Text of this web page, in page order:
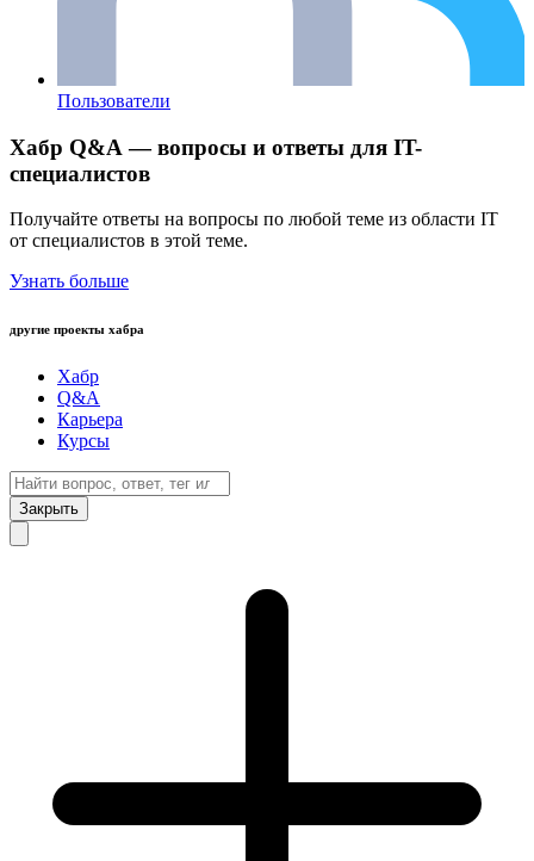
Пользователи
Хабр Q&A — вопросы и ответы для IT-
специалистов
Получайте ответы на вопросы по любой теме из области IT
от специалистов в этой теме.
Узнать больше
другие проекты хабра
Хабр
Q&A
Карьера
Курсы
Закрыть